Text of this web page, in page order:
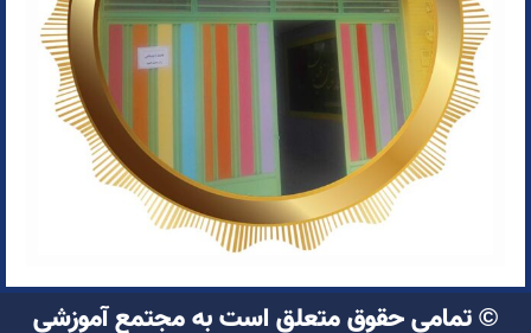
© تمامی حقوق متعلق است به مجتمع آموزشی